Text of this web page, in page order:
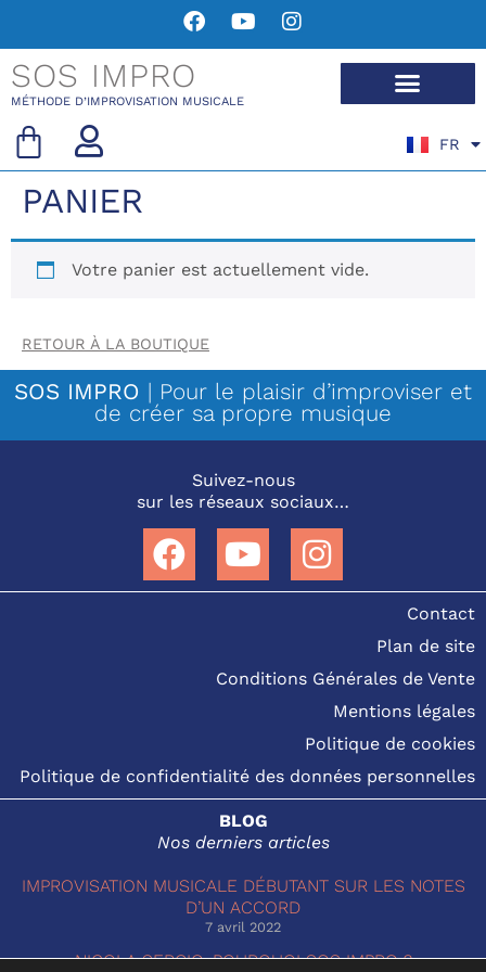
SOS IMPRO
MÉTHODE D’IMPROVISATION MUSICALE
FR
EN
PANIER
Votre panier est actuellement vide.
RETOUR À LA BOUTIQUE
SOS IMPRO | Pour le plaisir d’improviser et
de créer sa propre musique
Suivez-nous
sur les réseaux sociaux…
Contact
Plan de site
Conditions Générales de Vente
Mentions légales
Politique de cookies
Politique de confidentialité des données personnelles
BLOG
Nos derniers articles
IMPROVISATION MUSICALE DÉBUTANT SUR LES NOTES
D’UN ACCORD
7 avril 2022
NICOLA SERGIO, POURQUOI SOS IMPRO ?